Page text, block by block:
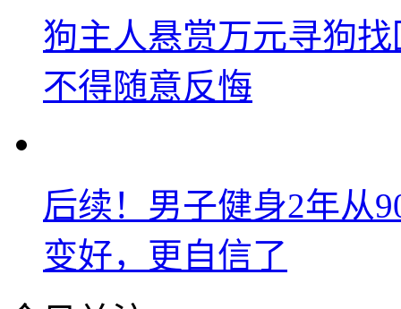
狗主人悬赏万元寻狗
不得随意反悔
后续！男子健身2年从
变好，更自信了